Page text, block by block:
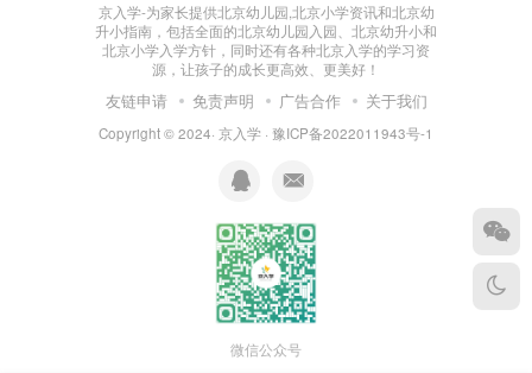
京入学-为家长提供北京幼儿园,北京小学资讯和北京幼
升小指南，包括全面的北京幼儿园入园、北京幼升小和
北京小学入学方针，同时还有各种北京入学的学习资
源，让孩子的成长更高效、更美好！
友链申请 免责声明 广告合作 关于我们
Copyright © 2024· 京入学 · 豫ICP备2022011943号-1
微信公众号